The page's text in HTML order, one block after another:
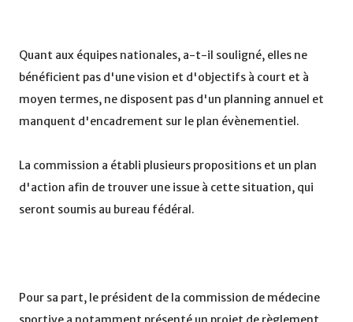
Quant aux équipes nationales, a-t-il souligné, elles ne
bénéficient pas d'une vision et d'objectifs à court et à
moyen termes, ne disposent pas d'un planning annuel et
manquent d'encadrement sur le plan évènementiel.
La commission a établi plusieurs propositions et un plan
d'action afin de trouver une issue à cette situation, qui
seront soumis au bureau fédéral.
Pour sa part, le président de la commission de médecine